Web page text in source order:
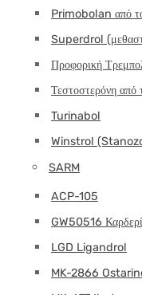
Primobolan από
Superdrol
Προφορική
Τεστοστερόνη από
Turinabol
Winstrol
SARM
ACP-105
GW50516
LGD Ligandrol
MK-2866